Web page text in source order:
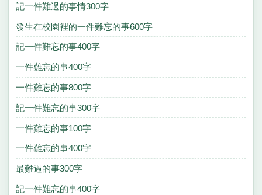
記一件難過的事情300字
發生在校園裡的一件難忘的事600字
記一件難忘的事400字
一件難忘的事400字
一件難忘的事800字
記一件難忘的事300字
一件難忘的事100字
一件難忘的事400字
最難過的事300字
記一件難忘的事400字